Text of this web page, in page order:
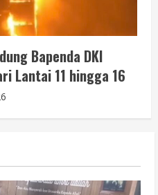
Bapenda DKI
Lantai 11 hingga 16